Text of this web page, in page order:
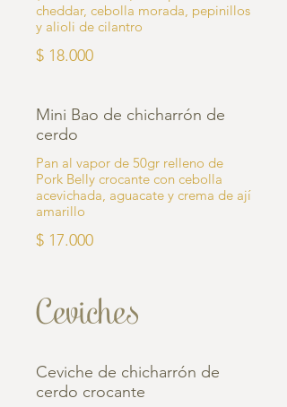
cheddar, cebolla morada, pepinillos
y alioli de cilantro
$ 18.000
Mini Bao de chicharrón de
cerdo
Pan al vapor de 50gr relleno de
Pork Belly crocante con cebolla
acevichada, aguacate y crema de ají
amarillo
$ 17.000
Ceviches
Ceviche de chicharrón de
cerdo crocante